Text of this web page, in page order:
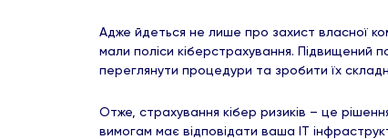
Адже йдеться не лише про захист власної
мали поліси кіберстрахування. Підвищений
переглянути процедури та зробити їх
Отже, страхування кібер ризиків – це
вимогам має відповідати ваша ІТ